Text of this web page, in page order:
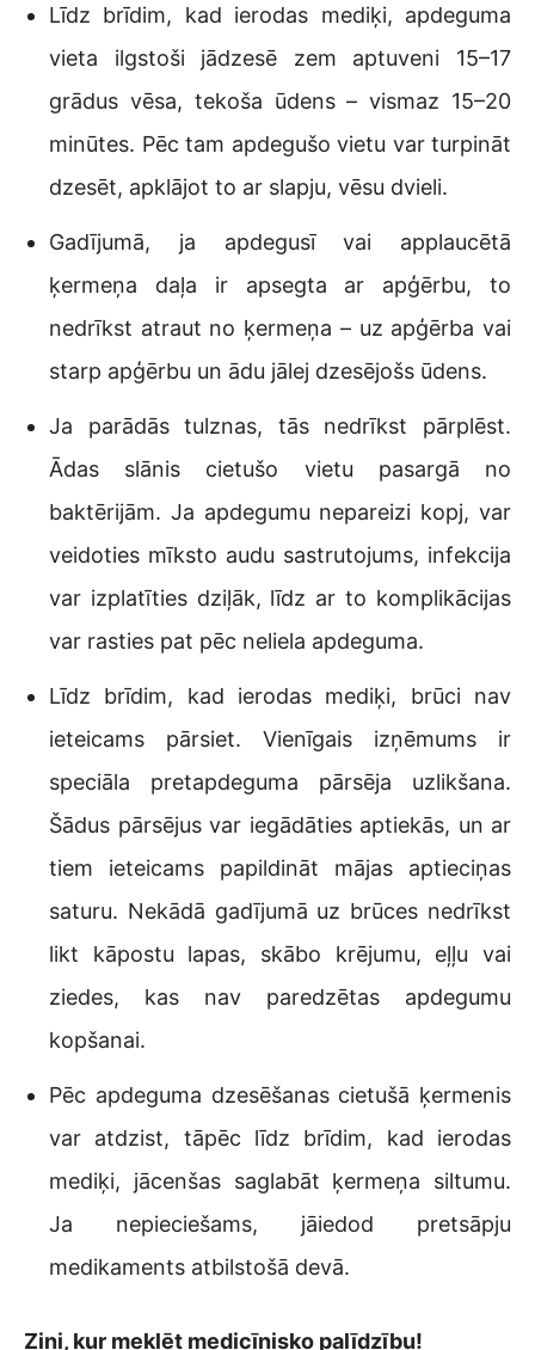
Līdz brīdim, kad ierodas mediķi, apdeguma
vieta ilgstoši jādzesē zem aptuveni 15–17
grādus vēsa, tekoša ūdens – vismaz 15–20
minūtes. Pēc tam apdegušo vietu var turpināt
dzesēt, apklājot to ar slapju, vēsu dvieli.
Gadījumā, ja apdegusī vai applaucētā
ķermeņa daļa ir apsegta ar apģērbu, to
nedrīkst atraut no ķermeņa – uz apģērba vai
starp apģērbu un ādu jālej dzesējošs ūdens.
Ja parādās tulznas, tās nedrīkst pārplēst.
Ādas slānis cietušo vietu pasargā no
baktērijām. Ja apdegumu nepareizi kopj, var
veidoties mīksto audu sastrutojums, infekcija
var izplatīties dziļāk, līdz ar to komplikācijas
var rasties pat pēc neliela apdeguma.
Līdz brīdim, kad ierodas mediķi, brūci nav
ieteicams pārsiet. Vienīgais izņēmums ir
speciāla pretapdeguma pārsēja uzlikšana.
Šādus pārsējus var iegādāties aptiekās, un ar
tiem ieteicams papildināt mājas aptieciņas
saturu. Nekādā gadījumā uz brūces nedrīkst
likt kāpostu lapas, skābo krējumu, eļļu vai
ziedes, kas nav paredzētas apdegumu
kopšanai.
Pēc apdeguma dzesēšanas cietušā ķermenis
var atdzist, tāpēc līdz brīdim, kad ierodas
mediķi, jācenšas saglabāt ķermeņa siltumu.
Ja nepieciešams, jāiedod pretsāpju
medikaments atbilstošā devā.
Zini, kur meklēt medicīnisko palīdzību!